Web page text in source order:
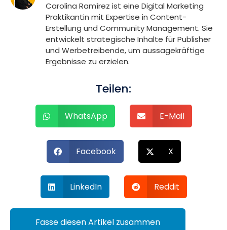
Carolina Ramírez ist eine Digital Marketing
Praktikantin mit Expertise in Content-
Erstellung und Community Management. Sie
entwickelt strategische Inhalte für Publisher
und Werbetreibende, um aussagekräftige
Ergebnisse zu erzielen.
Teilen:
WhatsApp E-Mail
Facebook X
LinkedIn Reddit
Fasse diesen Artikel zusammen